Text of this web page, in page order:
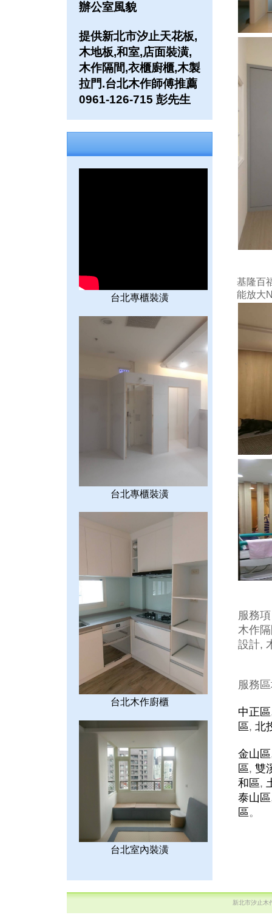
辦公室風貌
提供新北市汐止天花板,
木地板,和室,店面裝潢,
木作隔間,衣櫃廚櫃,木製
拉門.台北木作師傅推薦
0961-126-715 彭先生
台北專櫃裝潢
台北專櫃裝潢
台北木作廚櫃
台北室內裝潢
基隆百
能放大
服務
木作
設計,
服務
中正區
區, 北
金山區
區, 雙
和區,
泰山區
區 。
新北市汐止木